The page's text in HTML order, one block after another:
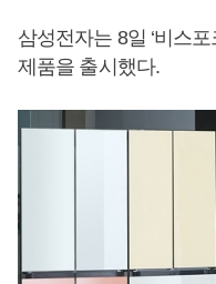
삼성전자는 8일 ‘비스
제품을 출시했다.